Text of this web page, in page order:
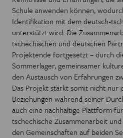
Schule anwenden können,
Identifikation mit dem deutsch-
unterstützt wird. Die
tschechischen und deutschen
Projektende fortgesetzt – durch
Sommerlager, gemeinsamer
den Austausch von Erfahrungen
Das Projekt stärkt somit nicht nur
Beziehungen während seiner
auch eine nachhaltige Plattform
tschechische Zusammenarbeit
den Gemeinschaften auf beiden